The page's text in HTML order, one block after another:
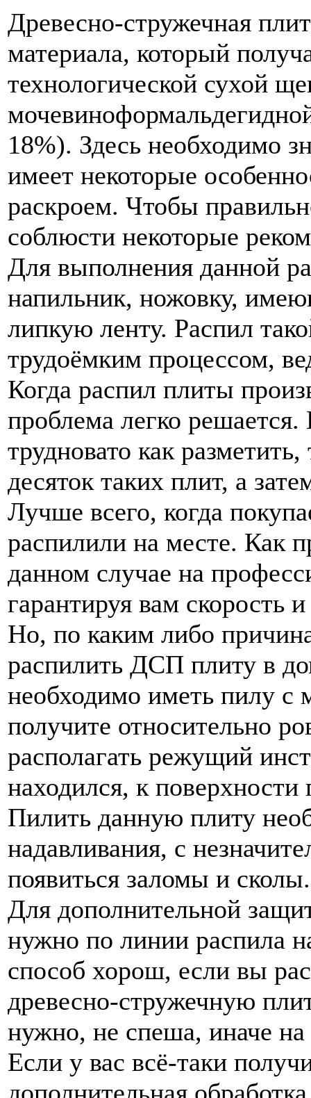
Древесно-стружечная
материала, который
технологической сухой
18%). Здесь необходимо
имеет некоторые
раскроем. Чтобы
соблюсти некоторые
Для выполнения данной
напильник, ножовку,
липкую ленту. Распил
трудоёмким процессом,
Когда распил плиты
проблема легко
трудновато как
десяток таких плит, а
Лучше всего, когда
распилили на месте. Как
данном случае на
гарантируя вам скорость
Но, по каким либо
распилить ДСП плиту в
необходимо иметь пилу с
получите относительно
располагать режущий
находился, к
Пилить данную плиту
надавливания, с
появиться заломы и сколы.
Для дополнительной
нужно по линии распила
способ хорош, если вы
древесно-стружечную
нужно, не спеша, иначе на
Если у вас всё-таки